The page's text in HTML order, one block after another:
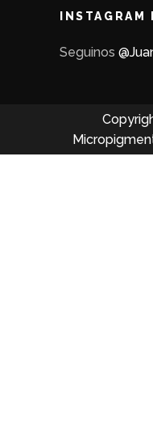
INSTAGRAM
Seguinos